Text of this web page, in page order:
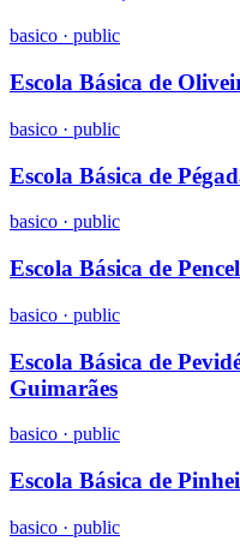
basico · public
Escola Básica de
basico · public
Escola Básica de
basico · public
Escola Básica de
basico · public
Escola Básica de
Guimarães
basico · public
Escola Básica de
basico · public